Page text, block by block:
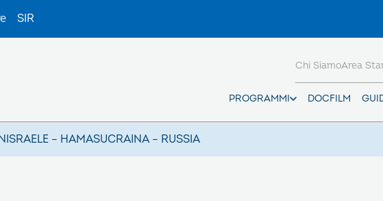
SIR
PROGRAMMI DOCFILM
Chi SiamoArea
ISRAELE – HAMASUCRAINA – RUSSIA